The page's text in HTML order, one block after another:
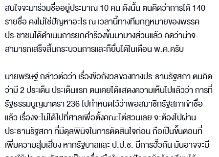
สนใจจะมาร่วมชื่ออยู่ประมาณ 10 คน ดังนั้น ตนคิดว่าการได้ 140
รายชื่อ คงไม่ใช่ปัญหาอะไร ณ เวลานี้ทางทีมกฎหมายของพรรค
ประชาชนได้ดำเนินการยกคำร้องขึ้นมาบางส่วนแล้ว คิดว่าน่าจะ
สามารถเสร็จสิ้นกระบวนการและก็ยื่นได้ในเดือน พ.ค.ครับ
นายพริษฐ์ กล่าวต่อว่า เรื่องข้อกังวลของทางประธานรัฐสภา ตนคิด
ว่ามี 2 ประเด็น ประเด็นแรก ตนเคยได้แสดงความเห็นไปแล้วว่า การที่
รัฐธรรมนูญมาตรา 236 ไปกำหนดไว้ว่าพอสมาชิกรัฐสภาเข้าชื่อ
แล้ว เรื่องจะไม่ได้ไปที่ศาลเพื่อตั้งคณะไต่สวนเลย จะต้องไปผ่าน
ประธานรัฐสภา ที่มีดุลพินิจในการตัดสินใจก่อน ถือเป็นขั้นตอนที่
เพิ่มความสุ่มเสี่ยง หากรัฐบาลและ ป.ป.ช. มีการฮั้วกัน มันอาจจะมี